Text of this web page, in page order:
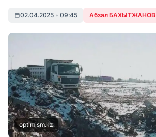
02.04.2025 • 09:45 Абзал БАХЫТЖАНОВ
optimism.kz